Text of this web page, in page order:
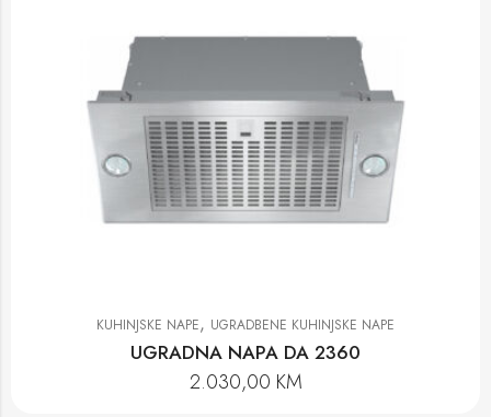
KUHINJSKE NAPE, UGRADBENE KUHINJSKE NAPE
UGRADNA NAPA DA 2360
2.030,00 KM